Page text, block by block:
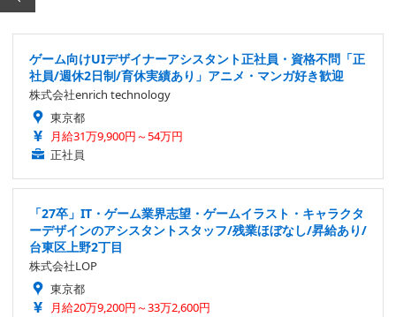
ゲーム向けUIデザイナーアシスタント正社員・資格不問「正
社員/週休2日制/育休実績あり」アニメ・マンガ好き歓迎
株式会社enrich technology
東京都
月給31万9,900円～54万円
正社員
「27卒」IT・ゲーム業界志望・ゲームイラスト・キャラクタ
ーデザインのアシスタントスタッフ/残業ほぼなし/昇給あり/
台東区上野2丁目
株式会社LOP
東京都
月給20万9,200円～33万2,600円